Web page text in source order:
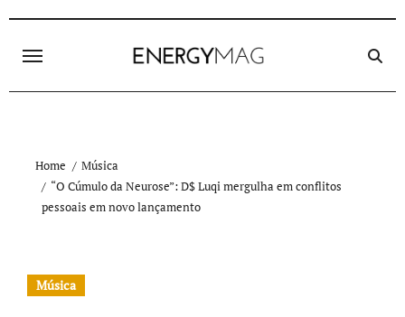
content
Home
Música
“O Cúmulo da Neurose”: D$ Luqi mergulha em conflitos
pessoais em novo lançamento
Música